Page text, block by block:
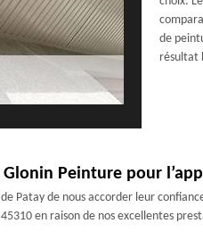
de
résultat
Peinture pour
Patay de nous accorder leur
en raison de nos excellentes